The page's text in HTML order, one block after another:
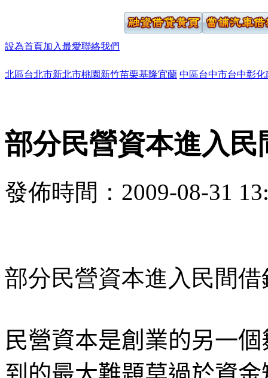
設為首頁加入最愛聯絡我們
北區台北市新北市桃園 新竹苗栗基隆宜蘭 中區台中市台中彰化
部分民營資本進入民
發佈時間：2009-08-31
部分民營資本進入民間借
民營資本是創業的另一個